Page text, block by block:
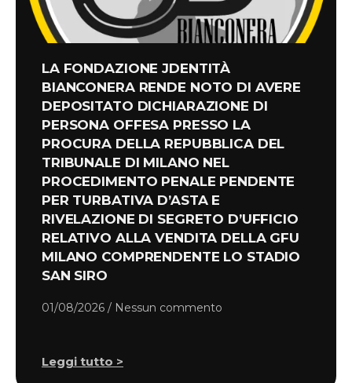
LA FONDAZIONE JDENTITÀ
BIANCONERA RENDE NOTO DI AVERE
DEPOSITATO DICHIARAZIONE DI
PERSONA OFFESA PRESSO LA
PROCURA DELLA REPUBBLICA DEL
TRIBUNALE DI MILANO NEL
PROCEDIMENTO PENALE PENDENTE
PER TURBATIVA D’ASTA E
RIVELAZIONE DI SEGRETO D’UFFICIO
RELATIVO ALLA VENDITA DELLA GFU
MILANO COMPRENDENTE LO STADIO
SAN SIRO
01/08/2026 Nessun commento
Leggi tutto >